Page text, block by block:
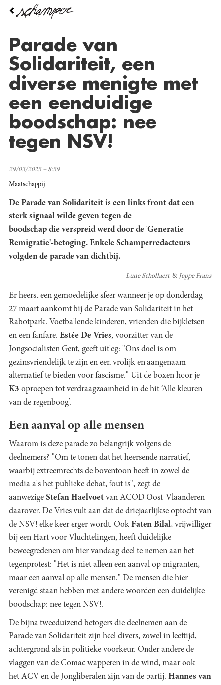
Overslaan
inhoud
gaanParade van
Solidariteit, een
diverse menigte met
een eenduidige
boodschap: nee
tegen NSV!
29/03/2025 – 8:59
Maatschappij
De Parade van Solidariteit is een links front dat een
sterk signaal wilde geven tegen de
boodschap die verspreid werd door de 'Generatie
Remigratie'-betoging. Enkele Schamperredacteurs
volgden de parade van dichtbij.
Lune Schollaert Joppe Frans
Er heerst een gemoedelijke sfeer wanneer je op donderdag
27 maart aankomt bij de Parade van Solidariteit in het
Rabotpark. Voetballende kinderen, vrienden die bijkletsen
en een fanfare. Estée De Vries, voorzitter van de
Jongsocialisten Gent, geeft uitleg: "Ons doel is om
gezinsvriendelijk te zijn en een vrolijk en aangenaam
alternatief te bieden voor fascisme." Uit de boxen hoor je
K3 oproepen tot verdraagzaamheid in de hit ‘Alle kleuren
van de regenboog’.
Een aanval op alle mensen
Waarom is deze parade zo belangrijk volgens de
deelnemers? "Om te tonen dat het heersende narratief,
waarbij extreemrechts de boventoon heeft in zowel de
media als het publieke debat, fout is", zegt de
aanwezige Stefan Haelvoet van ACOD Oost-Vlaanderen
daarover. De Vries vult aan dat de driejaarlijkse optocht van
de NSV! elke keer erger wordt. Ook Faten Bilal, vrijwilliger
bij een Hart voor Vluchtelingen, heeft duidelijke
beweegredenen om hier vandaag deel te nemen aan het
tegenprotest: "Het is niet alleen een aanval op migranten,
maar een aanval op alle mensen." De mensen die hier
verenigd staan hebben met andere woorden een duidelijke
boodschap: nee tegen NSV!.
De bijna tweeduizend betogers die deelnemen aan de
Parade van Solidariteit zijn heel divers, zowel in leeftijd,
achtergrond als in politieke voorkeur. Onder andere de
vlaggen van de Comac wapperen in de wind, maar ook
het ACV en de Jongliberalen zijn van de partij. Hannes van